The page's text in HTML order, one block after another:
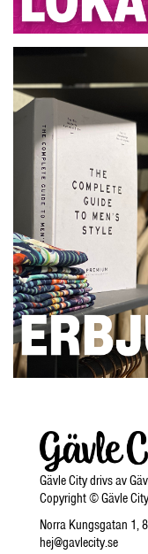
Gävle City drivs av
Copyright © Gävle
Norra Kungsgatan 1,
hej@gavlecity.se